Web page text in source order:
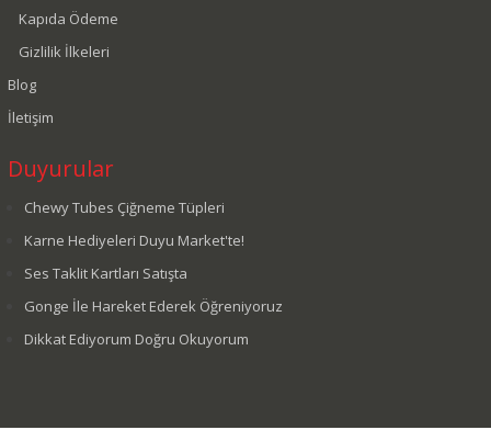
Kapıda Ödeme
Gizlilik İlkeleri
Blog
İletişim
Duyurular
Chewy Tubes Çiğneme Tüpleri
Karne Hediyeleri Duyu Market'te!
Ses Taklit Kartları Satışta
Gonge İle Hareket Ederek Öğreniyoruz
Dikkat Ediyorum Doğru Okuyorum